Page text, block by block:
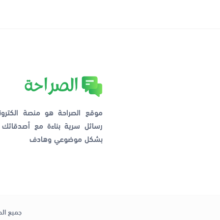
موقع الصراحة هو منصة
رسائل سرية بناءة مع
بشكل موضوعي وهادف
جميع